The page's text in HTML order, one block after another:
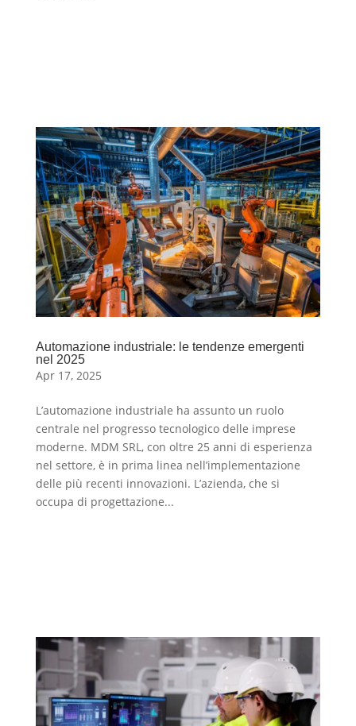
Automazione industriale: le tendenze emergenti
nel 2025
Apr 17, 2025
L’automazione industriale ha assunto un ruolo
centrale nel progresso tecnologico delle imprese
moderne. MDM SRL, con oltre 25 anni di esperienza
nel settore, è in prima linea nell’implementazione
delle più recenti innovazioni. L’azienda, che si
occupa di progettazione...